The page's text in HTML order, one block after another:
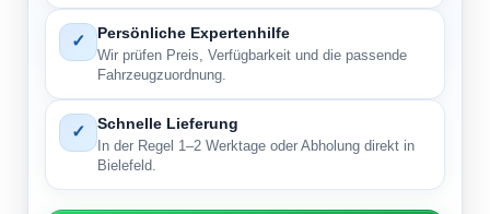
✓ Persönliche Expertenhilfe
Wir prüfen Preis, Verfügbarkeit und die passende
Fahrzeugzuordnung.
✓ Schnelle Lieferung
In der Regel 1–2 Werktage oder Abholung direkt in
Bielefeld.